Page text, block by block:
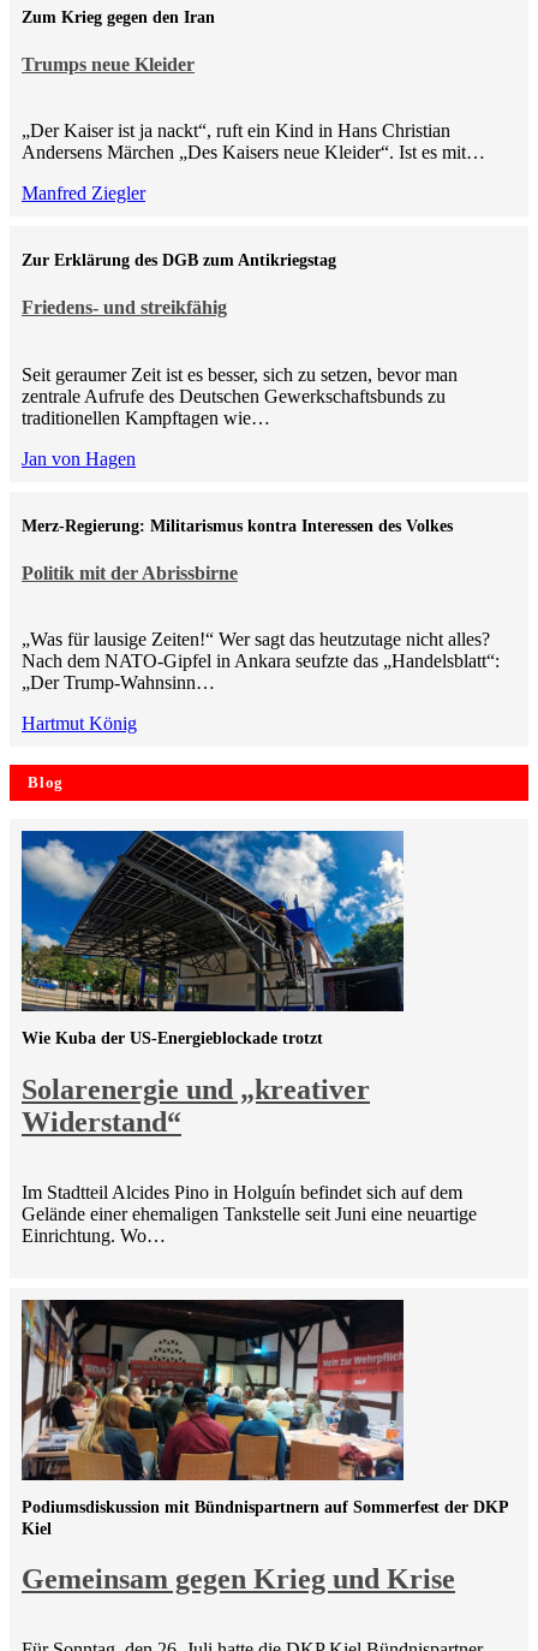
Trumps neue Kleider
Zum Krieg gegen den Iran
„Der Kaiser ist ja nackt“, ruft ein Kind in Hans Christian
Andersens Märchen „Des Kaisers neue Kleider“. Ist es mit…
Manfred Ziegler
Friedens- und streikfähig
Zur Erklärung des DGB zum Antikriegstag
Seit geraumer Zeit ist es besser, sich zu setzen, bevor man
zentrale Aufrufe des Deutschen Gewerkschaftsbunds zu
traditionellen Kampftagen wie…
Jan von Hagen
Politik mit der Abrissbirne
Merz-Regierung: Militarismus kontra Inte­ressen des Volkes
„Was für lausige Zeiten!“ Wer sagt das heutzutage nicht alles?
Nach dem NATO-Gipfel in Ankara seufzte das „Handelsblatt“:
„Der Trump-Wahnsinn…
Hartmut König
Blog
Solarenergie und „kreativer
Widerstand“
Wie Kuba der US-Energieblockade trotzt
Im Stadtteil Alcides Pino in Holguín befindet sich auf dem
Gelände einer ehemaligen Tankstelle seit Juni eine neuartige
Einrichtung. Wo…
Gemeinsam gegen Krieg und Krise
Podiumsdiskussion mit Bündnispartnern auf Sommerfest der DKP
Kiel